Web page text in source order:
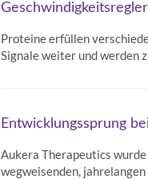
Proteine erfüllen
Signale weiter und werden
Entwicklungssprung
Aukera Therapeutics
wegweisenden,